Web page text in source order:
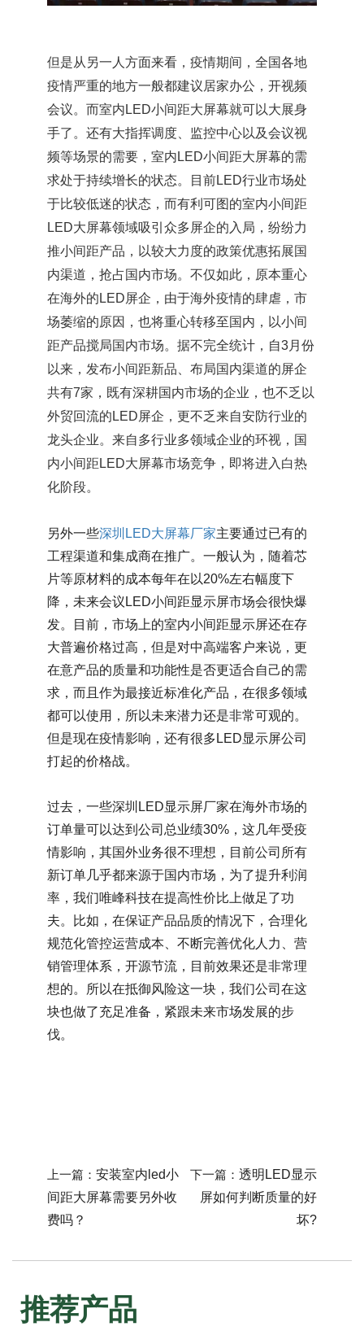
但是从另一人方面来看，疫情期间，全国各地
疫情严重的地方一般都建议居家办公，开视频
会议。而室内LED小间距大屏幕就可以大展身
手了。还有大指挥调度、监控中心以及会议视
频等场景的需要，室内LED小间距大屏幕的需
求处于持续增长的状态。目前LED行业市场处
于比较低迷的状态，而有利可图的室内小间距
LED大屏幕领域吸引众多屏企的入局，纷纷力
推小间距产品，以较大力度的政策优惠拓展国
内渠道，抢占国内市场。不仅如此，原本重心
在海外的LED屏企，由于海外疫情的肆虐，市
场萎缩的原因，也将重心转移至国内，以小间
距产品搅局国内市场。据不完全统计，自3月份
以来，发布小间距新品、布局国内渠道的屏企
共有7家，既有深耕国内市场的企业，也不乏以
外贸回流的LED屏企，更不乏来自安防行业的
龙头企业。来自多行业多领域企业的环视，国
内小间距LED大屏幕市场竞争，即将进入白热
化阶段。
另外一些深圳LED大屏幕厂家主要通过已有的
工程渠道和集成商在推广。一般认为，随着芯
片等原材料的成本每年在以20%左右幅度下
降，未来会议LED小间距显示屏市场会很快爆
发。目前，市场上的室内小间距显示屏还在存
大普遍价格过高，但是对中高端客户来说，更
在意产品的质量和功能性是否更适合自己的需
求，而且作为最接近标准化产品，在很多领域
都可以使用，所以未来潜力还是非常可观的。
但是现在疫情影响，还有很多LED显示屏公司
打起的价格战。
过去，一些深圳LED显示屏厂家在海外市场的
订单量可以达到公司总业绩30%，这几年受疫
情影响，其国外业务很不理想，目前公司所有
新订单几乎都来源于国内市场，为了提升利润
率，我们唯峰科技在提高性价比上做足了功
夫。比如，在保证产品品质的情况下，合理化
规范化管控运营成本、不断完善优化人力、营
销管理体系，开源节流，目前效果还是非常理
想的。所以在抵御风险这一块，我们公司在这
块也做了充足准备，紧跟未来市场发展的步
伐。
上一篇： 安装室内led小
间距大屏幕需要另外收
费吗？
下一篇： 透明LED显示
屏如何判断质量的好
坏?
推荐产品